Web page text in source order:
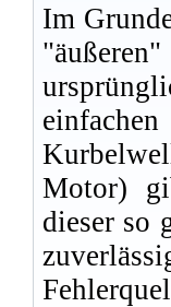
Im
Motor)
dieser so